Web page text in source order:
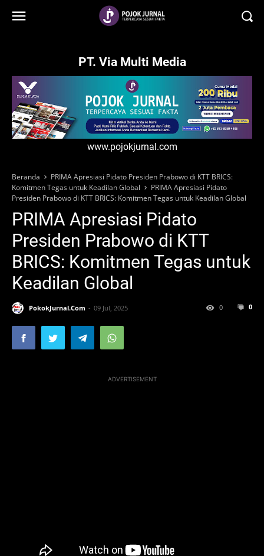
PT. Via Multi Media
www.pojokjurnal.com
Beranda
PRIMA Apresiasi Pidato Presiden Prabowo di KTT BRICS:
Komitmen Tegas untuk Keadilan Global
PRIMA Apresiasi Pidato
Presiden Prabowo di KTT BRICS: Komitmen Tegas untuk Keadilan Global
PRIMA Apresiasi Pidato
Presiden Prabowo di KTT
BRICS: Komitmen Tegas untuk
Keadilan Global
PokokJurnal.Com 09 Jul, 2025 0
0
ADVERTISEMENT